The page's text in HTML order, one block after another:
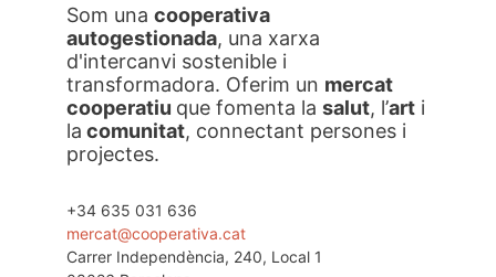
Som una cooperativa
autogestionada, una xarxa
d'intercanvi sostenible i
transformadora. Oferim un mercat
cooperatiu que fomenta la salut, l’art i
la comunitat, connectant persones i
projectes.
+34 635 031 636
mercat@cooperativa.cat
Carrer Independència, 240, Local 1